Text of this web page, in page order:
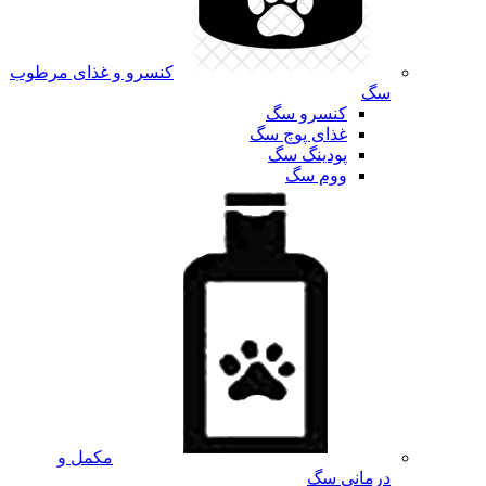
کنسرو و غذای مرطوب
سگ
کنسرو سگ
غذای پوچ سگ
پودینگ سگ
ووم سگ
مکمل و
درمانی سگ